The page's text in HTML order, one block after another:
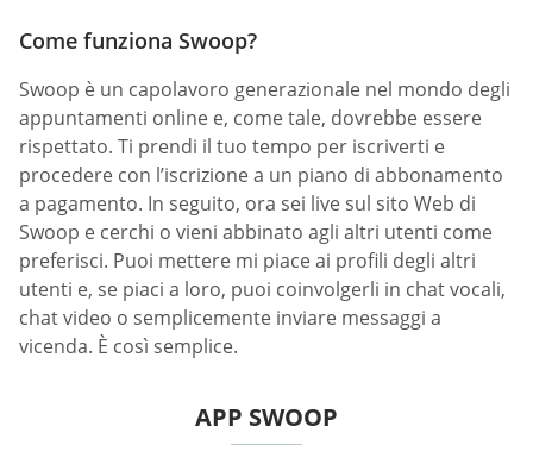
Come funziona Swoop?
Swoop è un capolavoro generazionale nel mondo degli
appuntamenti online e, come tale, dovrebbe essere
rispettato. Ti prendi il tuo tempo per iscriverti e
procedere con l’iscrizione a un piano di abbonamento
a pagamento. In seguito, ora sei live sul sito Web di
Swoop e cerchi o vieni abbinato agli altri utenti come
preferisci. Puoi mettere mi piace ai profili degli altri
utenti e, se piaci a loro, puoi coinvolgerli in chat vocali,
chat video o semplicemente inviare messaggi a
vicenda. È così semplice.
APP SWOOP